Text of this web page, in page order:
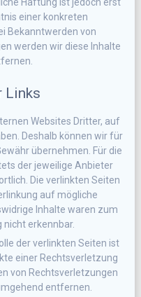
Haftung ist jedoch erst
einer konkreten
Bekanntwerden von
werden wir diese Inhalte
Links
Websites Dritter, auf
Deshalb können wir für
übernehmen. Für die
der jeweilige Anbieter
Die verlinkten Seiten
auf mögliche
Inhalte waren zum
nicht erkennbar.
der verlinkten Seiten ist
einer Rechtsverletzung
von Rechtsverletzungen
entfernen.